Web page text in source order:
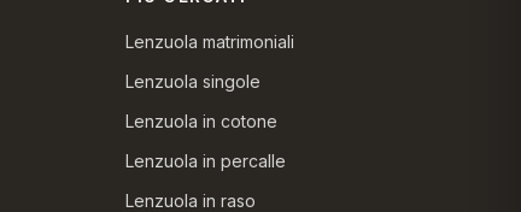
Lenzuola matrimoniali
Lenzuola singole
Lenzuola in cotone
Lenzuola in percalle
Lenzuola in raso